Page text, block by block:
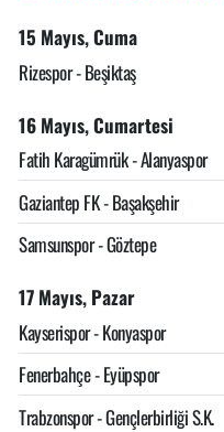
15 Mayıs, Cuma
Rizespor - Beşiktaş
16 Mayıs, Cumartesi
Fatih Karagümrük - Alanyaspor
Gaziantep FK - Başakşehir
Samsunspor - Göztepe
17 Mayıs, Pazar
Kayserispor - Konyaspor
Fenerbahçe - Eyüpspor
Trabzonspor - Gençlerbirliği S.K.